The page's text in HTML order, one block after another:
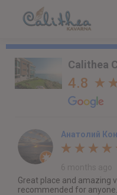
Calithea
4.8
Анатолий
Great place and amazing
recommended for anyone.